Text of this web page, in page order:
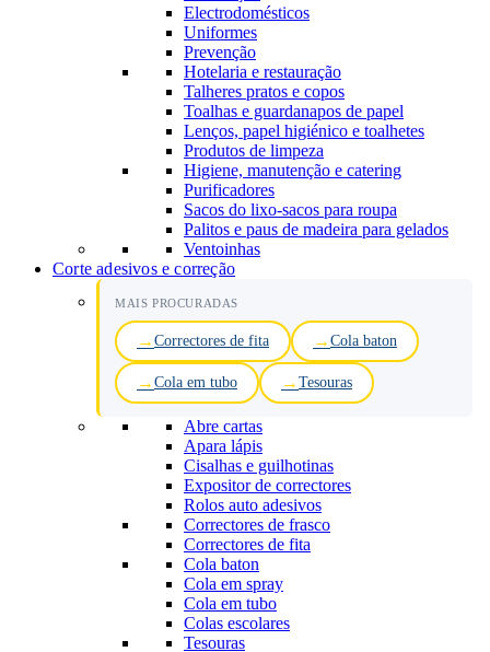
Electrodomésticos
Uniformes
Prevenção
Hotelaria e restauração
Talheres pratos e copos
Toalhas e guardanapos de papel
Lenços, papel higiénico e toalhetes
Produtos de limpeza
Higiene, manutenção e catering
Purificadores
Sacos do lixo-sacos para roupa
Palitos e paus de madeira para gelados
Ventoinhas
Corte adesivos e correção
MAIS PROCURADAS
Correctores de fita Cola baton
Cola em tubo Tesouras
Abre cartas
Apara lápis
Cisalhas e guilhotinas
Expositor de correctores
Rolos auto adesivos
Correctores de frasco
Correctores de fita
Cola baton
Cola em spray
Cola em tubo
Colas escolares
Tesouras